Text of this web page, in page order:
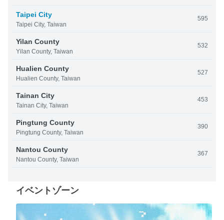
Taipei City
Taipei City, Taiwan
595
Yilan County
Yilan County, Taiwan
532
Hualien County
Hualien County, Taiwan
527
Tainan City
Tainan City, Taiwan
453
Pingtung County
Pingtung County, Taiwan
390
Nantou County
Nantou County, Taiwan
367
イベントゾーン